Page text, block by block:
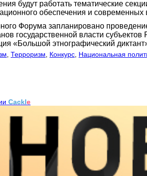
будут работать тематические
обеспечения и
Форума запланировано
государственной власти
«Большой этнографический
Терроризм Конкурс Национальная
Cackle